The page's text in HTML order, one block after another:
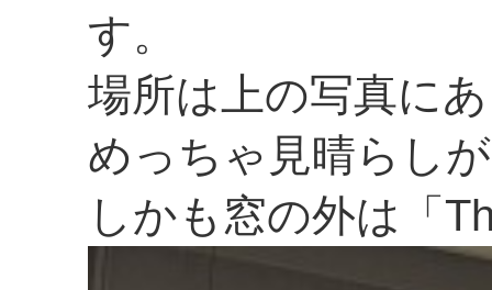
す。
場所は上の写真に
めっちゃ見晴らし
しかも窓の外は「